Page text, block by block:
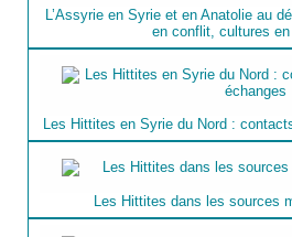
L’Assyrie en Syrie et en Anatolie au
en conflit, cultures
Les Hittites en Syrie du Nord :
Les Hittites dans les sources